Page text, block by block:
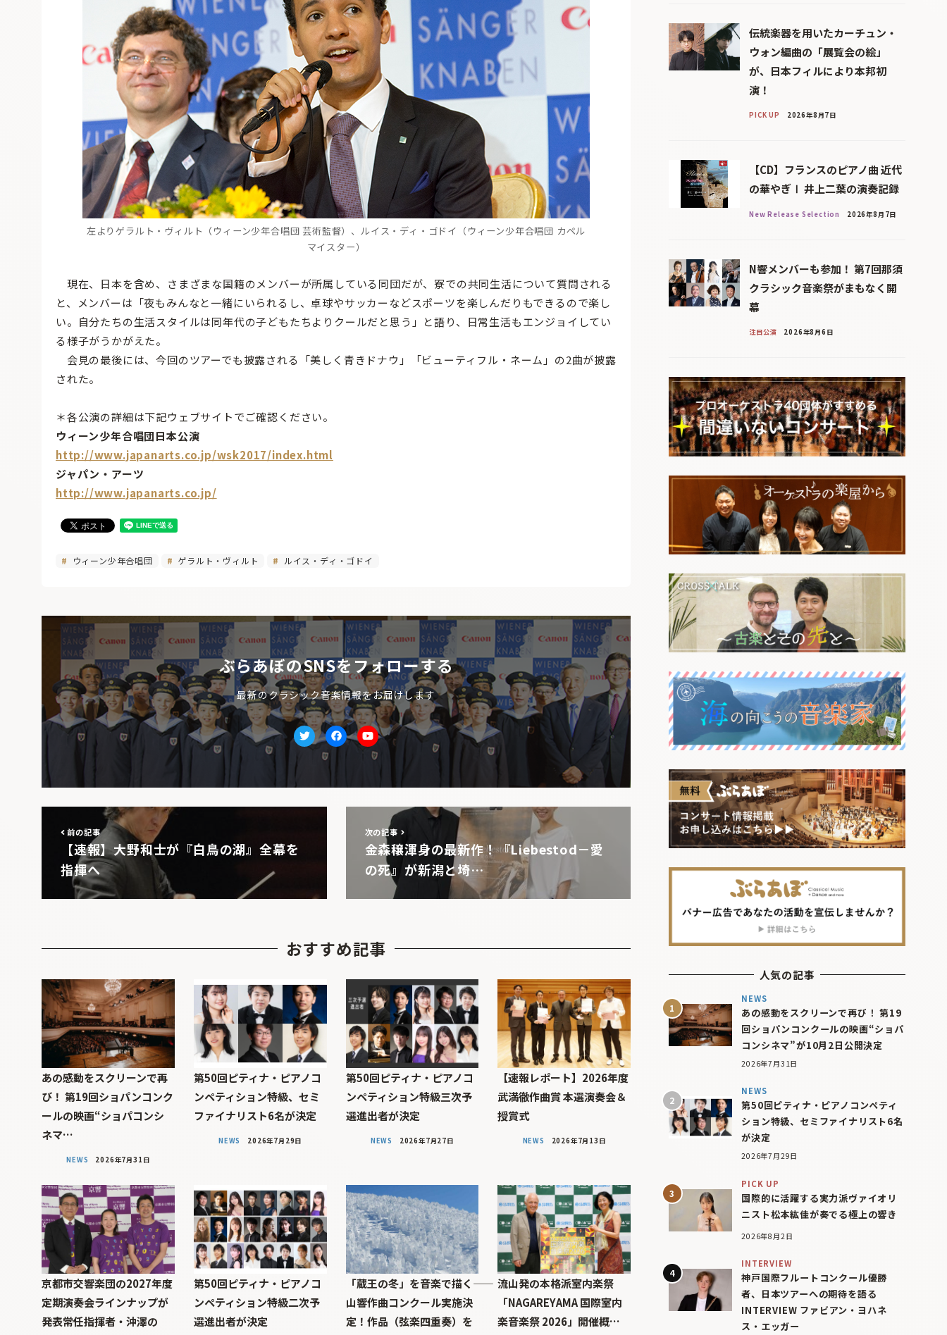
左よりゲラルト・ヴィルト（ウィーン少年合唱団 芸術監督）、ルイス・ディ・ゴドイ（ウィーン少年合唱団 カペル
マイスター）
現在、日本を含め、さまざまな国籍のメンバーが所属している同団だが、寮での共同生活について質問される
と、メンバーは「夜もみんなと一緒にいられるし、卓球やサッカーなどスポーツを楽しんだりもできるので楽し
い。自分たちの生活スタイルは同年代の子どもたちよりクールだと思う」と語り、日常生活もエンジョイしてい
る様子がうかがえた。
会見の最後には、今回のツアーでも披露される「美しく青きドナウ」「ビューティフル・ネーム」の2曲が披露
された。
＊各公演の詳細は下記ウェブサイトでご確認ください。
ウィーン少年合唱団日本公演
http://www.japanarts.co.jp/wsk2017/index.html
ジャパン・アーツ
http://www.japanarts.co.jp/
ウィーン少年合唱団 ゲラルト・ヴィルト ルイス・ディ・ゴドイ
ぶらあぼのSNSをフォローする
最新のクラシック音楽情報をお届けします
TwitterfacebookYoutube
前の記事
【速報】大野和士が『白鳥の湖』全幕を
指揮へ
次の記事
金森穣渾身の最新作！『Liebestod－愛
の死』が新潟と埼…
おすすめ記事
あの感動をスクリーンで再
び！ 第19回ショパンコンク
ールの映画“ショパコンシ
ネマ…
NEWS 2026年7月31日
第50回ピティナ・ピアノコ
ンペティション特級、セミ
ファイナリスト6名が決定
NEWS 2026年7月29日
第50回ピティナ・ピアノコ
ンペティション特級三次予
選進出者が決定
NEWS 2026年7月27日
【速報レポート】2026年度
武満徹作曲賞 本選演奏会＆
授賞式
NEWS 2026年7月13日
京都市交響楽団の2027年度
定期演奏会ラインナップが
発表――常任指揮者・沖澤の
第50回ピティナ・ピアノコ
ンペティション特級二次予
選進出者が決定
「蔵王の冬」を音楽で描く――
山響作曲コンクール実施決
定！作品（弦楽四重奏）を
流山発の本格派室内楽祭
「NAGAREYAMA 国際室内
楽音楽祭 2026」開催概…
伝統楽器を用いたカーチュン・
ウォン編曲の「展覧会の絵」
が、日本フィルにより本邦初
演！
PICK UP 2026年8月7日
【CD】フランスのピアノ曲 近代
の華やぎⅠ 井上二葉の演奏記録
New Release Selection 2026年8月7日
N響メンバーも参加！ 第7回那須
クラシック音楽祭がまもなく開
幕
注目公演 2026年8月6日
人気の記事
NEWS
あの感動をスクリーンで再び！ 第19
回ショパンコンクールの映画“ショパ
コンシネマ”が10月2日公開決定
2026年7月31日
NEWS
第50回ピティナ・ピアノコンペティ
ション特級、セミファイナリスト6名
が決定
2026年7月29日
PICK UP
国際的に活躍する実力派ヴァイオリ
ニスト松本紘佳が奏でる極上の響き
2026年8月2日
INTERVIEW
神戸国際フルートコンクール優勝
者、日本ツアーへの期待を語る
INTERVIEW ファビアン・ヨハネ
ス・エッガー